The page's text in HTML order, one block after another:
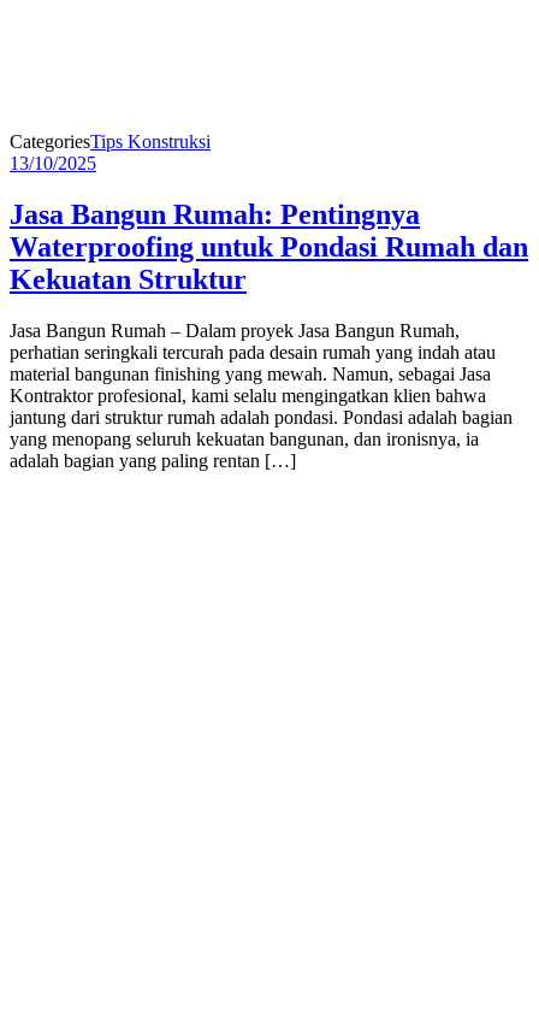
CategoriesTips Konstruksi
13/10/2025
Jasa Bangun Rumah: Pentingnya
Waterproofing untuk Pondasi Rumah dan
Kekuatan Struktur
Jasa Bangun Rumah – Dalam proyek Jasa Bangun Rumah,
perhatian seringkali tercurah pada desain rumah yang indah atau
material bangunan finishing yang mewah. Namun, sebagai Jasa
Kontraktor profesional, kami selalu mengingatkan klien bahwa
jantung dari struktur rumah adalah pondasi. Pondasi adalah bagian
yang menopang seluruh kekuatan bangunan, dan ironisnya, ia
adalah bagian yang paling rentan […]